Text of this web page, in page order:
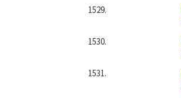
1529.
1530.
1531.